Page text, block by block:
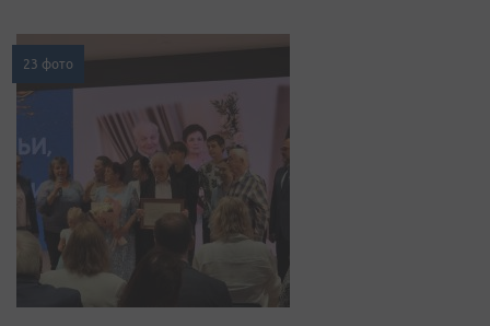
23 фото